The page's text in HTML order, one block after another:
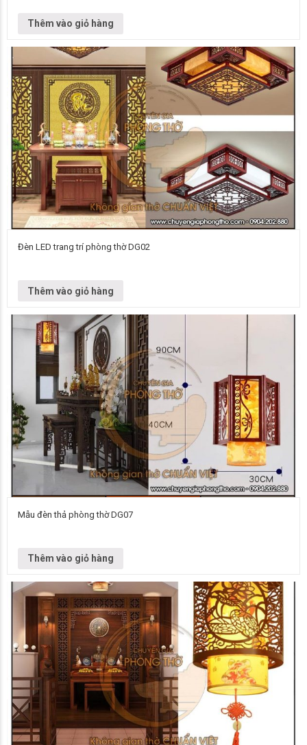
thả DG16 Kích thước Cạnh 500 mm, liên hệ để biết thêm…
Thêm vào giỏ hàng
chùm DG02 Kích thước Liên hệ để biết thêm thông tin chi…
Đèn LED trang trí phòng thờ DG02
Thêm vào giỏ hàng
chùm DG07 Kích thước Liên hệ để biết thêm thông tin chi…
Mẫu đèn thả phòng thờ DG07
Thêm vào giỏ hàng